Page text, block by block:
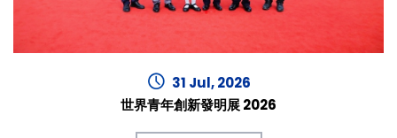
31 Jul, 2026
世界青年創新發明展 2026